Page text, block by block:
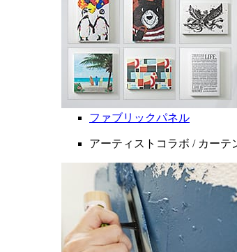
ファブリックパネル
アーティストコラボ / カーテ